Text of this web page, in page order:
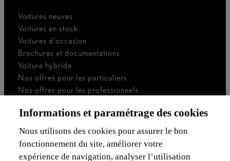
Voitures neuves
Voitures en stock
Voitures d'occasion
Brochures et documentations
Voiture hybride
Nos offres pour les particuliers
Nos offres pour les professionnels
Je suis indépendant
Je suis gestionnaire de flotte
Assurances & Financement
Informations et paramétrage des cookies
Nous utilisons des cookies pour assurer le bon
fonctionnement du site, améliorer votre
expérience de navigation, analyser l’utilisation